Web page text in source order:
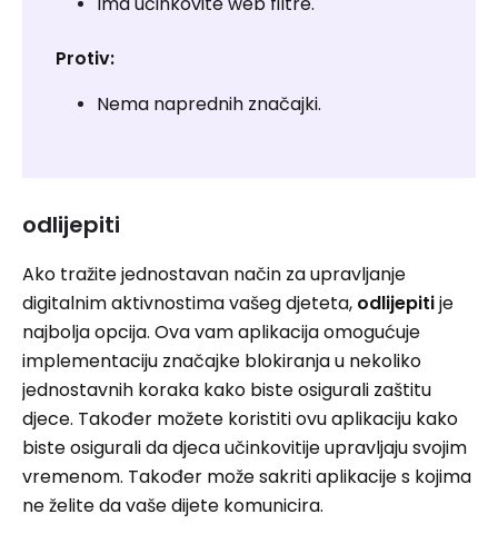
Protiv:
Nema naprednih značajki.
odlijepiti
Ako tražite jednostavan način za upravljanje
digitalnim aktivnostima vašeg djeteta, odlijepitije
najbolja opcija. Ova vam aplikacija omogućuje
implementaciju značajke blokiranja u nekoliko
jednostavnih koraka kako biste osigurali zaštitu
djece. Također možete koristiti ovu aplikaciju kako
biste osigurali da djeca učinkovitije upravljaju svojim
vremenom. Također može sakriti aplikacije s kojima
ne želite da vaše dijete komunicira.